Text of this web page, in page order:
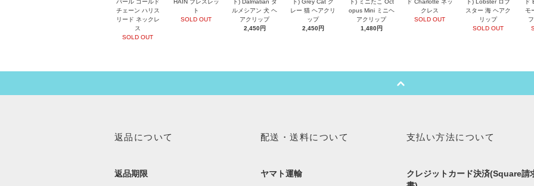
パール ゴールド
チェーン ハリス
リード ネックレ
ス
SOLD OUT
HAIN ブレスレッ
ト
SOLD OUT
ト) Dalmatian ダ
ルメシアン 犬 ヘ
アクリップ
2,450円
ト) Grey Cat グ
レー 猫 ヘアクリ
ップ
2,450円
ト) ミニたこ Oct
opus Mini ミニヘ
アクリップ
1,480円
ド Charlotte ネッ
クレス
SOLD OUT
ト) Lobster ロブ
スター 海 ヘアク
リップ
SOLD OUT
ド
モ
返品について
返品期限
配送・送料について
ヤマト運輸
支払い方法について
クレジットカード決済(Square請